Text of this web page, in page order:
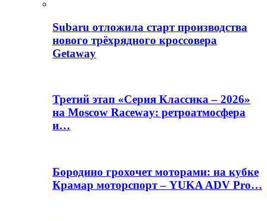
Subaru отложила старт производства
нового трёхрядного кроссовера
Getaway
Третий этап «Серия Классика – 2026»
на Moscow Raceway: ретроатмосфера
и…
Бородино грохочет моторами: на кубке
Крамар моторспорт – YUKA ADV Pro…